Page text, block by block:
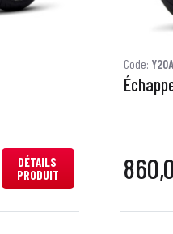
DÉTAILS
PRODUIT
Code: